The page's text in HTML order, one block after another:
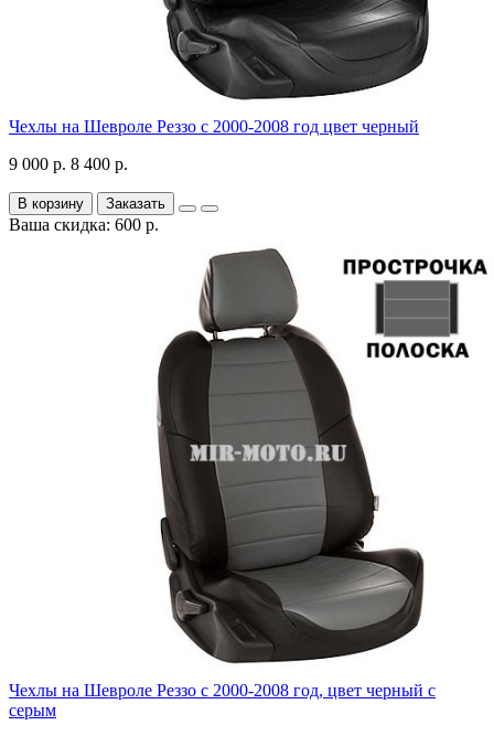
Чехлы на Шевроле Реззо с 2000-2008 год цвет черный
9 000 р. 8 400 р.
В корзину Заказать
Ваша скидка: 600 р.
Чехлы на Шевроле Реззо с 2000-2008 год, цвет черный с
серым